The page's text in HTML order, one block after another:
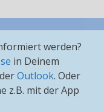
werden?
in Deinem
Outlook. Oder
z.B. mit der App